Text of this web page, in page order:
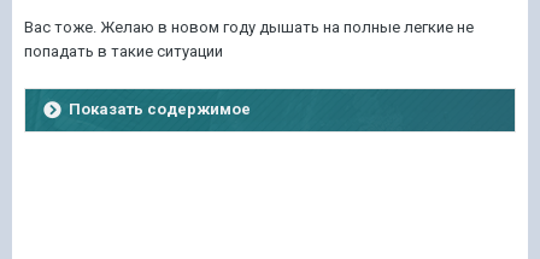
Вас тоже. Желаю в новом году дышать на полные легкие не
попадать в такие ситуации
Показать содержимое